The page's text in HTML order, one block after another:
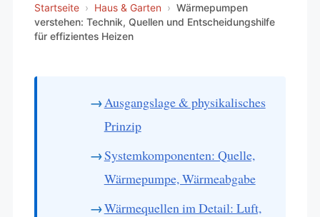
Startseite › Haus & Garten › Wärmepumpen
verstehen: Technik, Quellen und Entscheidungshilfe
für effizientes Heizen
Ausgangslage & physikalisches
Prinzip
Systemkomponenten: Quelle,
Wärmepumpe, Wärmeabgabe
Wärmequellen im Detail: Luft,